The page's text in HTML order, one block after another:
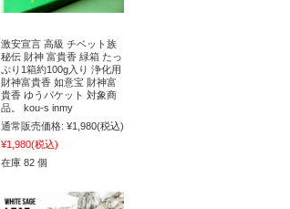
激安宣言 高級 チベット族
秘伝 財神 富貴香 緑箱 たっ
ぷり1箱約100g入り 浄化用
財神富貴香 如意宝 財神富
貴香 ゆうパケット 対象商
品。 kou-s inmy
通常販売価格: ¥1,980(税込)
¥1,980(税込)
在庫 82 個